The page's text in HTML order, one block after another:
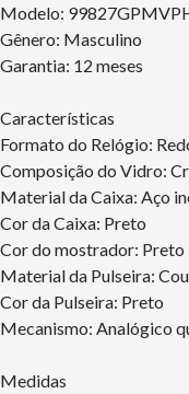
Modelo:
Gênero: Masculino
Garantia: 12 meses
Características
Formato do Relógio:
Composição do Vidro:
Material da Caixa: Aço
Cor da Caixa: Preto
Cor do mostrador: Preto
Material da Pulseira:
Cor da Pulseira: Preto
Mecanismo: Analógico
Medidas